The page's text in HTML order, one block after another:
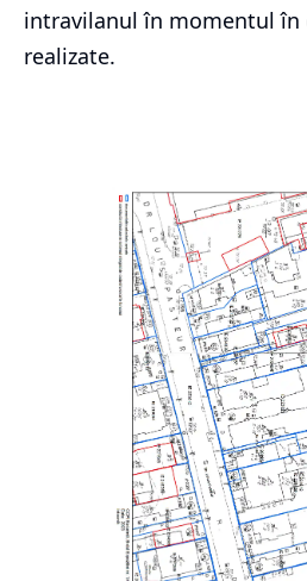
intravilanul în momentul în
realizate.